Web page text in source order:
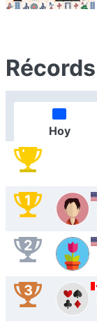
Récords
Hoy
1
2
3